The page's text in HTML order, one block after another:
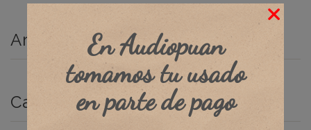
Archivos
Categorías
En Audiopuan
tomamos tu usado
en parte de pago